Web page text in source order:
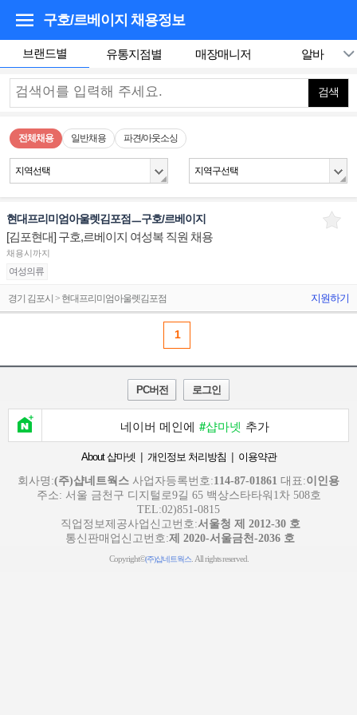
구호/르베이지 채용정보
브랜드별 유통지점별 매장매니저 알바
검색
전체채용 일반채용 파견/아웃소싱
지역선택 지역구선택
현대프리미엄아울렛김포점ㅡ구호/르베이지
[김포현대] 구호,르베이지 여성복 직원 채용
채용시까지
여성의류
경기 김포시 > 현대프리미엄아울렛김포점 지원하기
1
PC버전 로그인
네이버 메인에 #샵마넷 추가
About 샵마넷 | 개인정보 처리방침 | 이용약관
회사명:(주)샵네트웍스 사업자등록번호:114-87-01861 대표:이인용
주소: 서울 금천구 디지털로9길 65 백상스타타워1차 508호
TEL:02)851-0815
직업정보제공사업신고번호:서울청 제 2012-30 호
통신판매업신고번호:제 2020-서울금천-2036 호
Copyright©(주)샵네트웍스. All rights reserved.